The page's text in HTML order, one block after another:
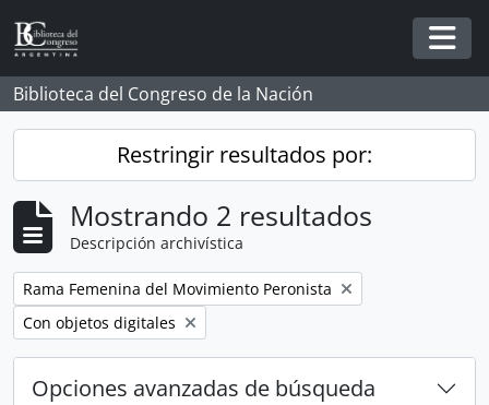
Skip to main content
Biblioteca del Congreso de la Nación
Restringir resultados por:
Mostrando 2 resultados
Descripción archivística
Remove filter:
Rama Femenina del Movimiento Peronista
Remove filter:
Con objetos digitales
Opciones avanzadas de búsqueda